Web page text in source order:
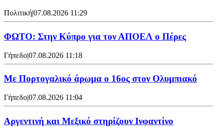
Πολιτική|07.08.2026 11:29
ΦΩΤΟ: Στην Κύπρο για τον ΑΠΟΕΛ ο Πέρες
Γήπεδο|07.08.2026 11:18
Με Πορτογαλικό άρωμα ο 16ος στον Ολυμπιακό
Γήπεδο|07.08.2026 11:04
Αργεντινή και Μεξικό στηρίζουν Ινφαντίνο